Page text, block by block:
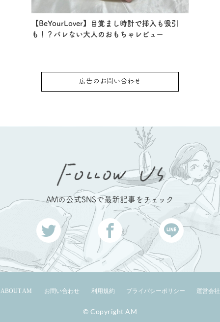
【BeYourLover】目覚まし時計で挿入も吸引
も！？バレない大人のおもちゃレビュー
広告のお問い合わせ
AMの公式SNSで最新記事をチェック
ABOUT AM お問い合わせ 利用規約 プライバシーポリシー 運営会社
© Copyright AM